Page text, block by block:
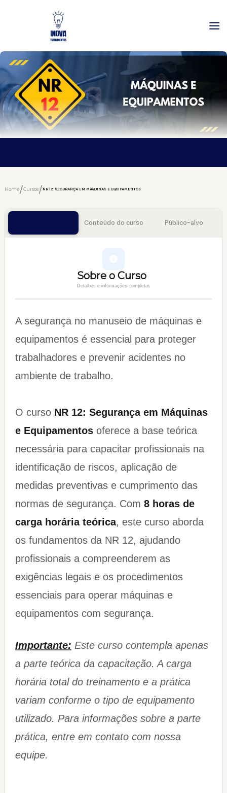
Home/Cursos/ NR 12: SEGURANÇA EM MÁQUINAS E EQUIPAMENTOS
Conteúdo do curso Público-alvo
Sobre o Curso
Detalhes e informações completas
A segurança no manuseio de máquinas e
equipamentos é essencial para proteger
trabalhadores e prevenir acidentes no
ambiente de trabalho.
O curso NR 12: Segurança em Máquinas
e Equipamentos oferece a base teórica
necessária para capacitar profissionais na
identificação de riscos, aplicação de
medidas preventivas e cumprimento das
normas de segurança. Com 8 horas de
carga horária teórica, este curso aborda
os fundamentos da NR 12, ajudando
profissionais a compreenderem as
exigências legais e os procedimentos
essenciais para operar máquinas e
equipamentos com segurança.
Importante: Este curso contempla apenas
a parte teórica da capacitação. A carga
horária total do treinamento e a prática
variam conforme o tipo de equipamento
utilizado. Para informações sobre a parte
prática, entre em contato com nossa
equipe.​​​​​​​